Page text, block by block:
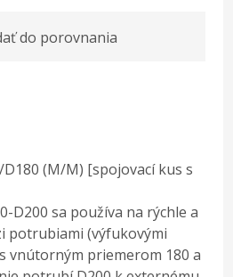
do porovnania
(M/M) [spojovací kus s
D200 sa používa na rýchle a
potrubiami (výfukovými
vnútorným priemerom 180 a